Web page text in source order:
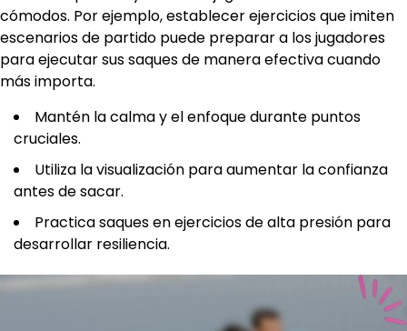
cómodos. Por ejemplo, establecer ejercicios que imiten
escenarios de partido puede preparar a los jugadores
para ejecutar sus saques de manera efectiva cuando
más importa.
Mantén la calma y el enfoque durante puntos
cruciales.
Utiliza la visualización para aumentar la confianza
antes de sacar.
Practica saques en ejercicios de alta presión para
desarrollar resiliencia.